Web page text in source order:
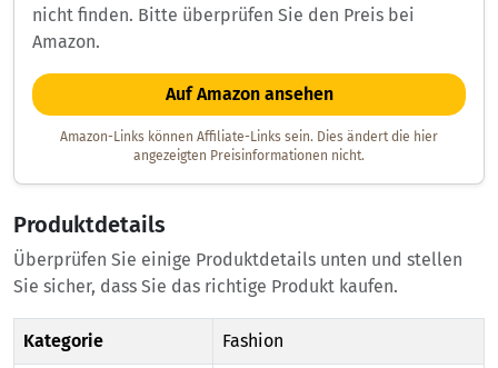
nicht finden. Bitte überprüfen Sie den Preis bei
Amazon.
Auf Amazon ansehen
Amazon-Links können Affiliate-Links sein. Dies ändert die hier
angezeigten Preisinformationen nicht.
Produktdetails
Überprüfen Sie einige Produktdetails unten und stellen
Sie sicher, dass Sie das richtige Produkt kaufen.
Kategorie Fashion